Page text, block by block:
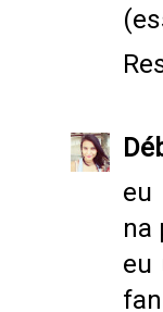
eu
na
eu